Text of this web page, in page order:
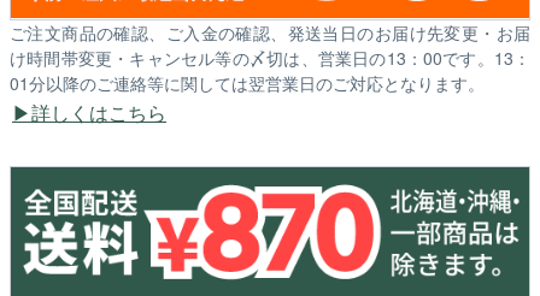
ご注文商品の確認、ご入金の確認、発送当日のお届け先変更・お届
け時間帯変更・キャンセル等の〆切は、営業日の13：00です。13：
01分以降のご連絡等に関しては翌営業日のご対応となります。
詳しくはこちら